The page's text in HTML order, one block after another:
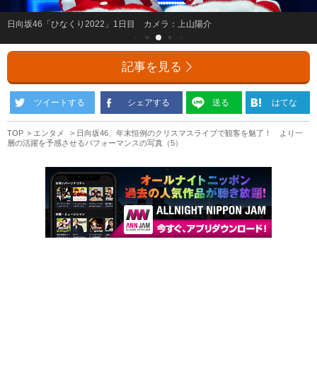
日向坂46「ひなくり2022」1日目 カメラ：上山陽介
記事を見る
ツイートする シェアする 送る はてな
TOP エンタメ
日向坂46、年末恒例のクリスマスライブで観客を魅了！ より一
層の活躍を予感させるパフォーマンスの写真（5）